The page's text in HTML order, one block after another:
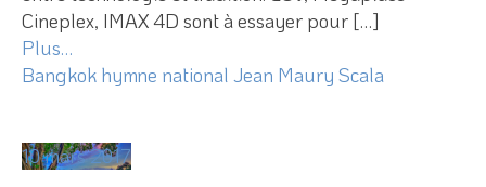
Cineplex, IMAX 4D sont à essayer pour […]
Plus…
Bangkok hymne national Jean Maury Scala
10 mars 2017